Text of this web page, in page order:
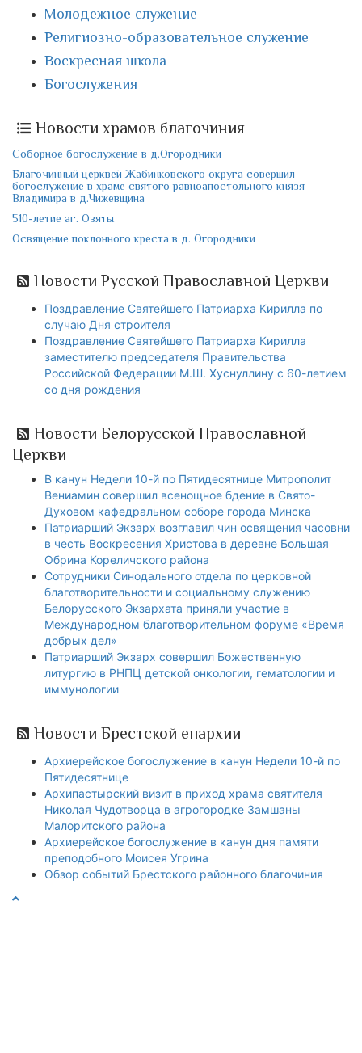
Молодежное служение
Религиозно-образовательное служение
Воскресная школа
Богослужения
Новости храмов благочиния
Соборное богослужение в д.Огородники
Благочинный церквей Жабинковского округа совершил
богослужение в храме святого равноапостольного князя
Владимира в д.Чижевщина
510-летие аг. Озяты
Освящение поклонного креста в д. Огородники
Новости Русской Православной Церкви
Поздравление Святейшего Патриарха Кирилла по
случаю Дня строителя
Поздравление Святейшего Патриарха Кирилла
заместителю председателя Правительства
Российской Федерации М.Ш. Хуснуллину с 60-летием
со дня рождения
Новости Белорусской Православной
Церкви
В канун Недели 10-й по Пятидесятнице Митрополит
Вениамин совершил всенощное бдение в Свято-
Духовом кафедральном соборе города Минска
Патриарший Экзарх возглавил чин освящения часовни
в честь Воскресения Христова в деревне Большая
Обрина Кореличского района
Сотрудники Синодального отдела по церковной
благотворительности и социальному служению
Белорусского Экзархата приняли участие в
Международном благотворительном форуме «Время
добрых дел»
Патриарший Экзарх совершил Божественную
литургию в РНПЦ детской онкологии, гематологии и
иммунологии
Новости Брестской епархии
Архиерейское богослужение в канун Недели 10-й по
Пятидесятнице
Архипастырский визит в приход храма святителя
Николая Чудотворца в агрогородке Замшаны
Малоритского района
Архиерейское богослужение в канун дня памяти
преподобного Моисея Угрина
Обзор событий Брестского районного благочиния